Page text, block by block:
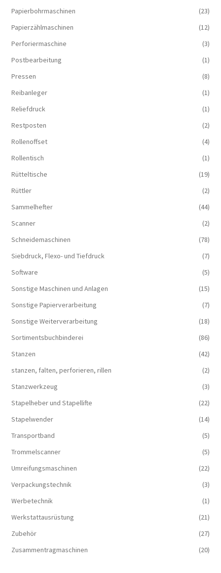
Papierbohrmaschinen
(23)
Papierzählmaschinen
(12)
Perforiermaschine
(3)
Postbearbeitung
(1)
Pressen
(8)
Reibanleger
(1)
Reliefdruck
(1)
Restposten
(2)
Rollenoffset
(4)
Rollentisch
(1)
Rütteltische
(19)
Rüttler
(2)
Sammelhefter
(44)
Scanner
(2)
Schneidemaschinen
(78)
Siebdruck, Flexo- und Tiefdruck
(7)
Software
(5)
Sonstige Maschinen und Anlagen
(15)
Sonstige Papierverarbeitung
(7)
Sonstige Weiterverarbeitung
(18)
Sortimentsbuchbinderei
(86)
Stanzen
(42)
stanzen, falten, perforieren, rillen
(2)
Stanzwerkzeug
(3)
Stapelheber und Stapellifte
(22)
Stapelwender
(14)
Transportband
(5)
Trommelscanner
(5)
Umreifungsmaschinen
(22)
Verpackungstechnik
(3)
Werbetechnik
(1)
Werkstattausrüstung
(21)
Zubehör
(27)
Zusammentragmaschinen
(20)